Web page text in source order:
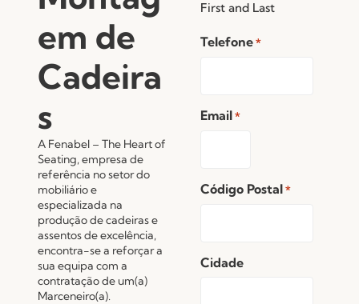
em de
Cadeira
s
A Fenabel – The Heart of
Seating, empresa de
referência no setor do
mobiliário e
especializada na
produção de cadeiras e
assentos de excelência,
encontra-se a reforçar a
sua equipa com a
contratação de um(a)
Marceneiro(a).
First and Last
Telefone *
Email *
Código Postal *
Cidade